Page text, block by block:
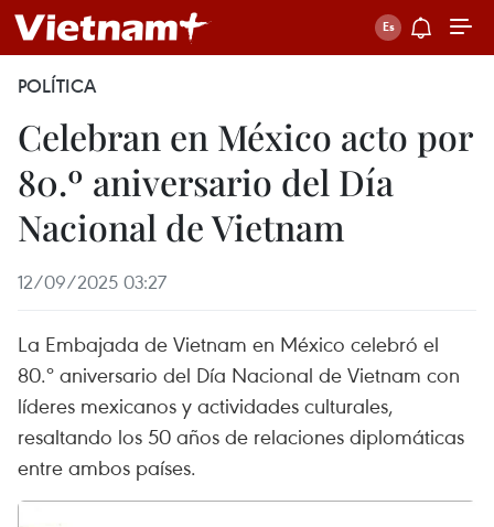
POLÍTICA
Celebran en México acto por
80.º aniversario del Día
Nacional de Vietnam
12/09/2025 03:27
La Embajada de Vietnam en México celebró el
80.º aniversario del Día Nacional de Vietnam con
líderes mexicanos y actividades culturales,
resaltando los 50 años de relaciones diplomáticas
entre ambos países.